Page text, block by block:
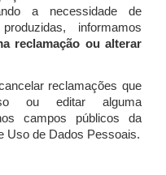
a necessidade de
informamos
reclamação ou alterar
reclamações que
ou editar alguma
campos públicos da
Uso de Dados Pessoais.